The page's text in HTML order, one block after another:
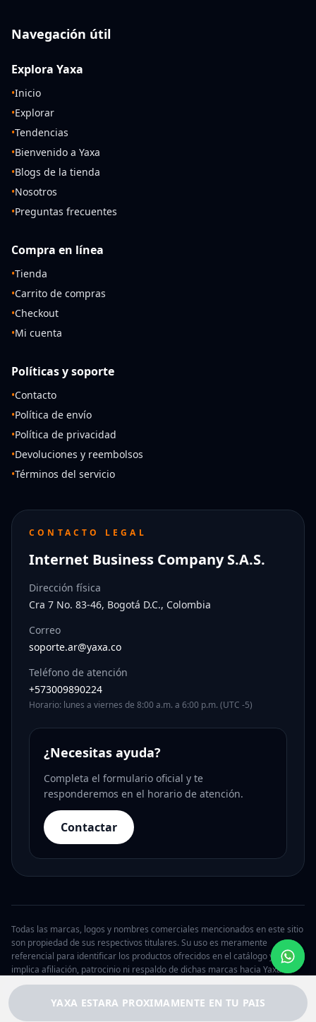
YAXA ESTARA PROXIMAMENTE EN TU PAIS
Navegación útil
Explora Yaxa
•Inicio
•Explorar
•Tendencias
•Bienvenido a Yaxa
•Blogs de la tienda
•Nosotros
•Preguntas frecuentes
Compra en línea
•Tienda
•Carrito de compras
•Checkout
•Mi cuenta
Políticas y soporte
•Contacto
•Política de envío
•Política de privacidad
•Devoluciones y reembolsos
•Términos del servicio
CONTACTO LEGAL
Internet Business Company S.A.S.
Dirección física
Cra 7 No. 83-46, Bogotá D.C., Colombia
Correo
soporte.ar@yaxa.co
Teléfono de atención
+573009890224
Horario: lunes a viernes de 8:00 a.m. a 6:00 p.m. (UTC -5)
¿Necesitas ayuda?
Completa el formulario oficial y te
responderemos en el horario de atención.
Contactar
Todas las marcas, logos y nombres comerciales mencionados en este sitio
son propiedad de sus respectivos titulares. Su uso es meramente
referencial para identificar los productos ofrecidos en el catálogo y no
implica afiliación, patrocinio ni respaldo de dichas marcas hacia Yaxa.
© 2026 Yaxa Argentina. Todos los derechos reservados.